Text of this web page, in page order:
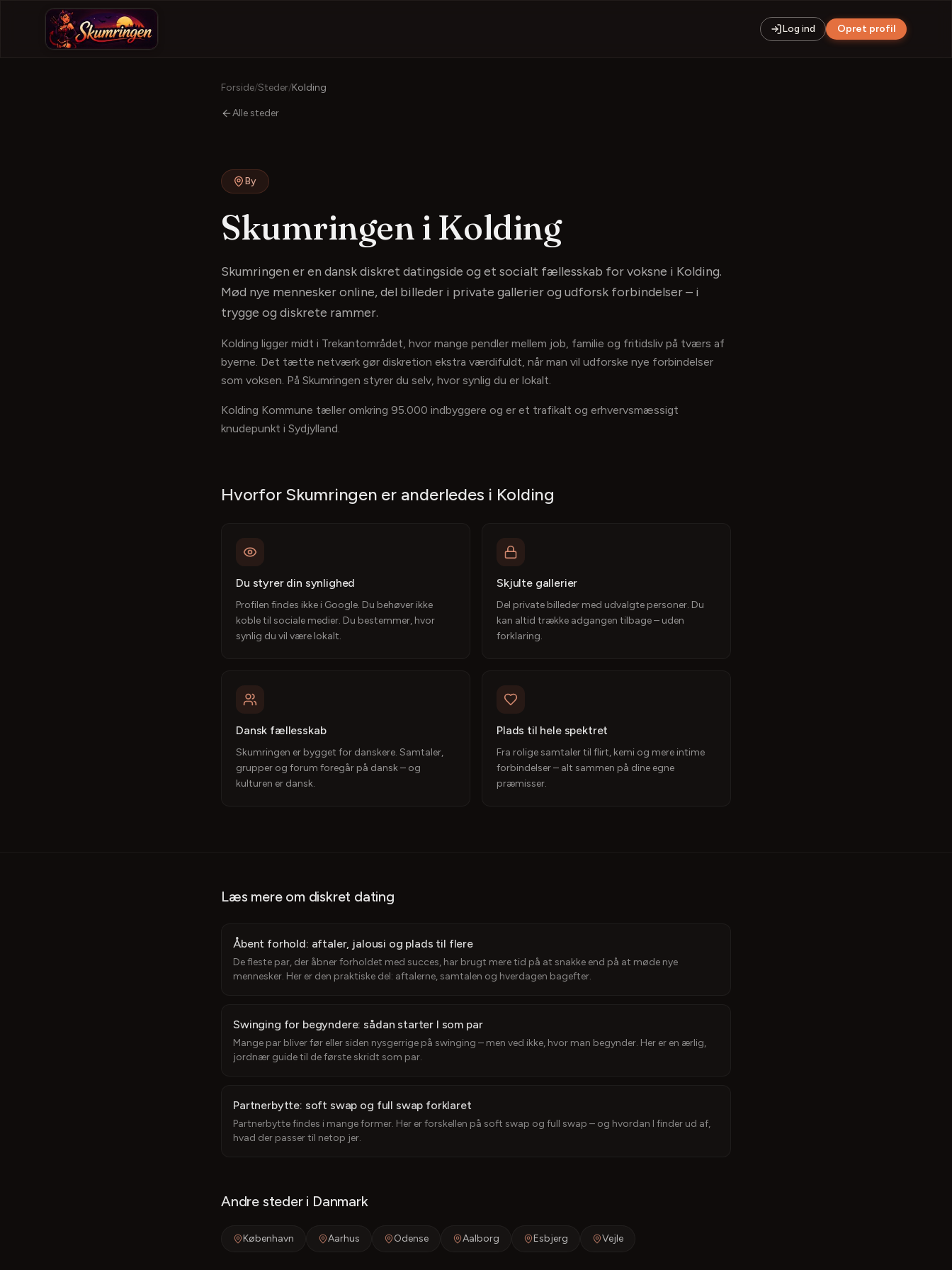
Log ind Opret profil
Forside/Steder/Kolding
Alle steder
By
Skumringen i Kolding
Skumringen er en dansk diskret datingside og et socialt fællesskab for voksne i Kolding.
Mød nye mennesker online, del billeder i private gallerier og udforsk forbindelser – i
trygge og diskrete rammer.
Kolding ligger midt i Trekantområdet, hvor mange pendler mellem job, familie og fritidsliv på tværs af
byerne. Det tætte netværk gør diskretion ekstra værdifuldt, når man vil udforske nye forbindelser
som voksen. På Skumringen styrer du selv, hvor synlig du er lokalt.
Kolding Kommune tæller omkring 95.000 indbyggere og er et trafikalt og erhvervsmæssigt
knudepunkt i Sydjylland.
Hvorfor Skumringen er anderledes i Kolding
Du styrer din synlighed
Profilen findes ikke i Google. Du behøver ikke
koble til sociale medier. Du bestemmer, hvor
synlig du vil være lokalt.
Skjulte gallerier
Del private billeder med udvalgte personer. Du
kan altid trække adgangen tilbage – uden
forklaring.
Dansk fællesskab
Skumringen er bygget for danskere. Samtaler,
grupper og forum foregår på dansk – og
kulturen er dansk.
Plads til hele spektret
Fra rolige samtaler til flirt, kemi og mere intime
forbindelser – alt sammen på dine egne
præmisser.
Læs mere om diskret dating
Åbent forhold: aftaler, jalousi og plads til flere
De fleste par, der åbner forholdet med succes, har brugt mere tid på at snakke end på at møde nye
mennesker. Her er den praktiske del: aftalerne, samtalen og hverdagen bagefter.
Swinging for begyndere: sådan starter I som par
Mange par bliver før eller siden nysgerrige på swinging – men ved ikke, hvor man begynder. Her er en ærlig,
jordnær guide til de første skridt som par.
Partnerbytte: soft swap og full swap forklaret
Partnerbytte findes i mange former. Her er forskellen på soft swap og full swap – og hvordan I finder ud af,
hvad der passer til netop jer.
Andre steder i Danmark
København Aarhus Odense Aalborg Esbjerg Vejle